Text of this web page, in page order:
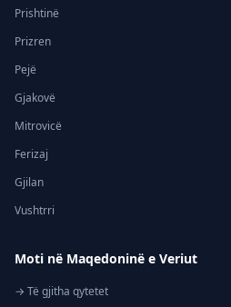
Prishtinë
Prizren
Pejë
Gjakovë
Mitrovicë
Ferizaj
Gjilan
Vushtrri
Moti në Maqedoninë e Veriut
→ Të gjitha qytetet